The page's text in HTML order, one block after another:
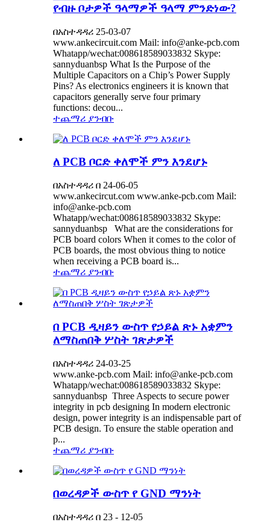
የብዙ ቦታዎች ዓላማዎች ዓላማ ምንድነው?
በአስተዳዳሪ 25-03-07
www.ankecircuit.com Mail: info@anke-pcb.com
Whatapp/wechat:008618589033832 Skype:
sannyduanbsp What Is the Purpose of the
Multiple Capacitors on a Chip’s Power Supply
Pins? As electronics engineers it is known that
capacitors generally serve four primary
functions: decou...
ተጨማሪ ያንብቡ
ለ PCB ቦርድ ቀለሞች ምን እንደሆኑ
በአስተዳዳሪ በ 24-06-05
www.ankecircut.com www.anke-pcb.com Mail:
info@anke-pcb.com
Whatapp/wechat:008618589033832 Skype:
sannyduanbsp What are the considerations for
PCB board colors When it comes to the color of
PCB boards, the most obvious thing to notice
when receiving a PCB board is...
ተጨማሪ ያንብቡ
በ PCB ዲዛይን ውስጥ የኃይል ጽኑ አቋምን
ለማስጠበቅ ሦስት ገጽታዎች
በአስተዳዳሪ 24-03-25
www.anke-pcb.com Mail: info@anke-pcb.com
Whatapp/wechat:008618589033832 Skype:
sannyduanbsp Three Aspects to secure power
integrity in pcb designing In modern electronic
design, power integrity is an indispensable part of
PCB design. To ensure the stable operation and
p...
ተጨማሪ ያንብቡ
በወረዳዎች ውስጥ የ GND ማንነት
በአስተዳዳሪ በ 23 - 12-05